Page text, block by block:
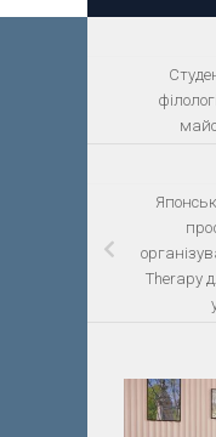
Therapy